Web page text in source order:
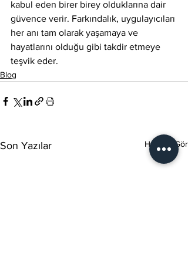
kabul eden birer birey olduklarına dair
güvence verir. Farkındalık, uygulayıcıları
her anı tam olarak yaşamaya ve
hayatlarını olduğu gibi takdir etmeye
teşvik eder.
Blog
Son Yazılar Hepsini Gör